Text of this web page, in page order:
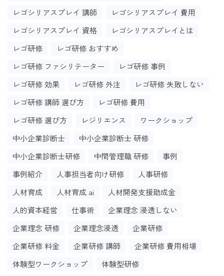
レゴシリアスプレイ 講師
レゴシリアスプレイ 費用
レゴシリアスプレイ 資格
レゴシリアスプレイとは
レゴ研修
レゴ研修 おすすめ
レゴ研修 ファシリテーター
レゴ研修 事例
レゴ研修 効果
レゴ研修 外注
レゴ研修 失敗しない
レゴ研修 講師 選び方
レゴ研修 費用
レゴ研修 選び方
レジリエンス
ワークショップ
中小企業診断士
中小企業診断士 研修
中小企業診断士研修
中間管理職 研修
事例
事例紹介
人事担当者向け研修
人事研修
人材育成
人材育成 ai
人材開発支援助成金
人的資本経営
仕事術
企業理念 浸透しない
企業理念 研修
企業理念浸透
企業研修
企業研修 料金
企業研修 講師
企業研修 費用相場
体験型ワークショップ
体験型研修